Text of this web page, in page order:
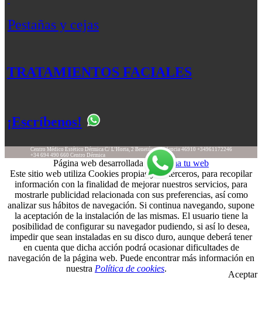
Pestañas y cejas
TRATAMIENTOS FACIALES
¡Escríbenos!
Centro Médico Estético Dérmica C/ L’Horta, 2 Benetússer Valencia 46910 +34961172246
+34 694 490 660 Centro Dérmica
Página web desarrollada por Suma tu web
Este sitio web utiliza Cookies propias y de terceros, para recopilar
información con la finalidad de mejorar nuestros servicios, para
mostrarle publicidad relacionada con sus preferencias, así como
analizar sus hábitos de navegación. Si continua navegando, supone
la aceptación de la instalación de las mismas. El usuario tiene la
posibilidad de configurar su navegador pudiendo, si así lo desea,
impedir que sean instaladas en su disco duro, aunque deberá tener
en cuenta que dicha acción podrá ocasionar dificultades de
navegación de la página web. Puede encontrar más información en
nuestra Política de cookies.
Aceptar